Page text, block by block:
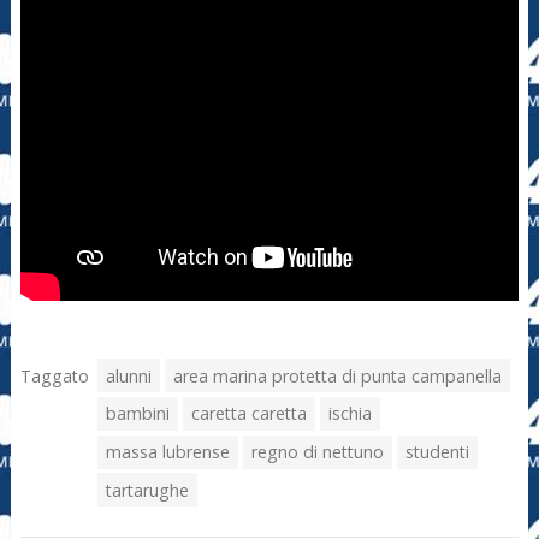
Taggato alunni
area marina protetta di punta campanella
bambini
caretta caretta
ischia
massa lubrense
regno di nettuno
studenti
tartarughe